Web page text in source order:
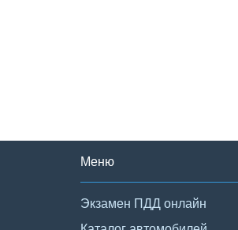
Меню
Экзамен ПДД онлайн